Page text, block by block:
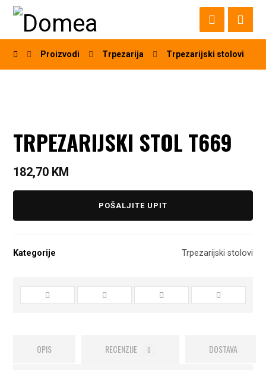
Proizvodi Trpezarija Trpezarijski stolovi
TRPEZARIJSKI STOL T669
182,70 KM
POŠALJITE UPIT
Kategorije Trpezarijski stolovi
OPIS RECENZIJE 0 DOSTAVA